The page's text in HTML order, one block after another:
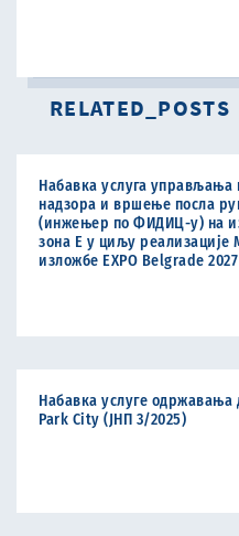
RELATED_POSTS
Набавка услуга
надзора и вршење посла
(инжењер по ФИДИЦ-у) на
зона Е у циљу реализације
изложбе ЕXPO Belgrade
Набавка услуге
Park City (ЈНП 3/2025)